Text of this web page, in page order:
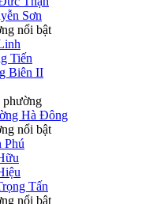
Sơn
nổi bật
Tiến
Biên II
phường
Hà Đông
nổi bật
Phú
Tấn
nổi bật